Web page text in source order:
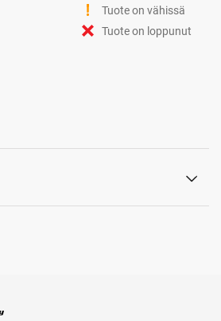
Tuote on vähissä
Tuote on loppunut